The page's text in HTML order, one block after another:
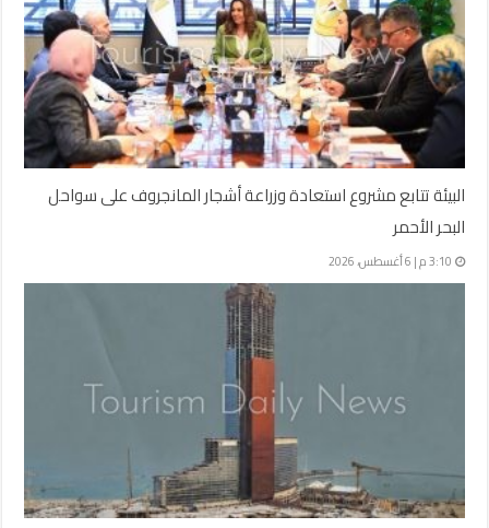
البيئة تتابع مشروع استعادة وزراعة أشجار المانجروف على سواحل
البحر الأحمر
3:10 م | 6 أغسطس، 2026